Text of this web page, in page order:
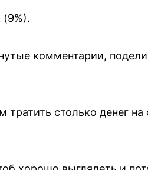
комментарии,
тратить столько денег